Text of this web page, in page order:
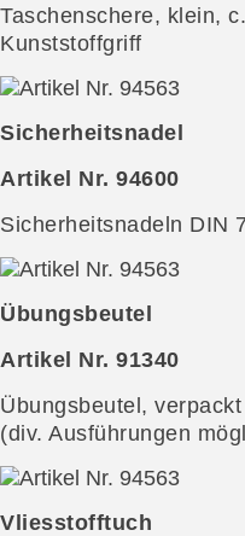
Taschenschere, klein,
Kunststoffgriff
Sicherheitsnadel
Artikel Nr. 94600
Sicherheitsnadeln DIN
Übungsbeutel
Artikel Nr. 91340
Übungsbeutel,
(div. Ausführungen
Vliesstofftuch